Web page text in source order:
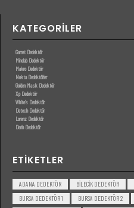
KATEGORILER
Garret Dedektör
Minelab Dedektör
Makro Dedektör
Nokta Dedektörler
Golden Mask Dedektör
Xp Dedektör
White’s Dedektör
Detech Dedektör
Lorenz Dedektör
Derin Dedektör
ETIKETLER
ADANA DEDEKTÖR BILECIK DEDEKTÖR
BURSA DEDEKTÖR 1
BURSA DEDEKTÖR 2